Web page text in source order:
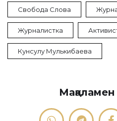
Свобода Слова
Журналистка
Кунсулу Мулькибаева
Мақаламен